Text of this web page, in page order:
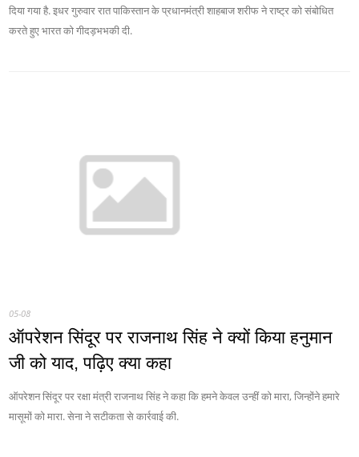
दिया गया है. इधर गुरुवार रात पाकिस्तान के प्रधानमंत्री शाहबाज शरीफ ने राष्ट्र को संबोधित
करते हुए भारत को गीदड़भभकी दी.
05-08
ऑपरेशन सिंदूर पर राजनाथ सिंह ने क्यों किया हनुमान
जी को याद, पढ़िए क्या कहा
ऑपरेशन सिंदूर पर रक्षा मंत्री राजनाथ सिंह ने कहा कि हमने केवल उन्हीं को मारा, जिन्होंने हमारे
मासूमों को मारा. सेना ने सटीकता से कार्रवाई की.